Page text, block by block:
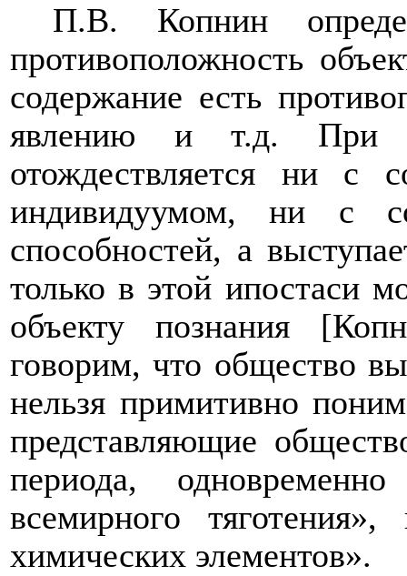
П.В. Копнин
противоположность
содержание есть
явлению и т.д. При
отождествляется ни с
индивидуумом, ни с
способностей, а
только в этой ипостаси
объекту познания
говорим, что общество
нельзя примитивно
представляющие
периода,
всемирного
химических элементов».